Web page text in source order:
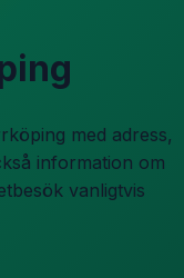
med adress,
information om
vanligtvis